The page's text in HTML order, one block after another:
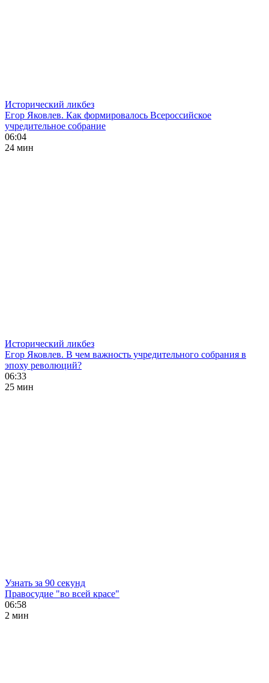
Исторический ликбез
Егор Яковлев. Как формировалось Всероссийское
учредительное собрание
06:04
24 мин
Исторический ликбез
Егор Яковлев. В чем важность учредительного собрания в
эпоху революций?
06:33
25 мин
Узнать за 90 секунд
Правосудие "во всей красе"
06:58
2 мин